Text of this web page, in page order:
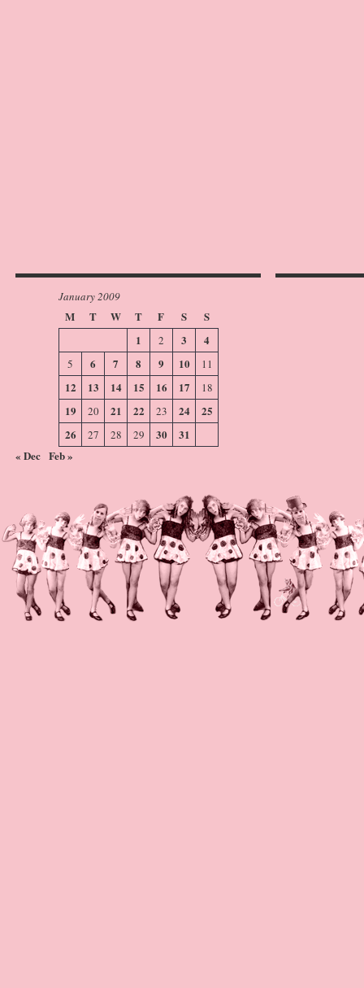
January 2009
M T W T F S
S
1
2 3 4
5 6 7 8 9 10 11
12 13 14 15 16 17 18
19 20 21 22 23 24
25
26
27 28 29 30
31
« Dec Feb »